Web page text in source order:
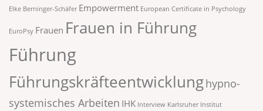
Elke Berninger-Schäfer Empowerment European Certificate in Psychology
EuroPsy Frauen Frauen in Führung
Führung
Führungskräfteentwicklunghypno-
systemisches Arbeiten IHK Interview Karlsruher Institut